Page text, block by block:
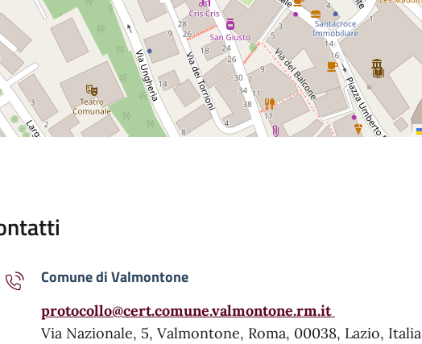
Comune di Valmontone
protocollo@cert.comune.valmontone.rm.it
Via Nazionale, 5, Valmontone, Roma, 00038, Lazio, Italia